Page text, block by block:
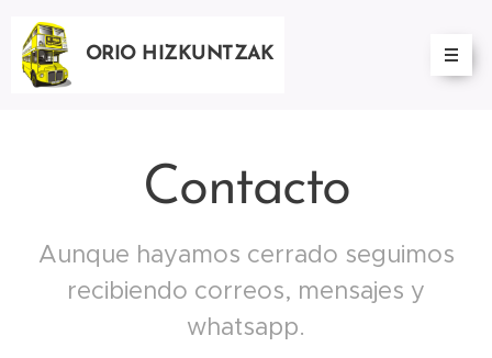
ORIO HIZKUNTZAK
Contacto
Aunque hayamos cerrado seguimos
recibiendo correos, mensajes y
whatsapp.